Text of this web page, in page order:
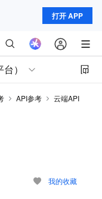
打开 APP
）
API参考
云端API
我的收藏